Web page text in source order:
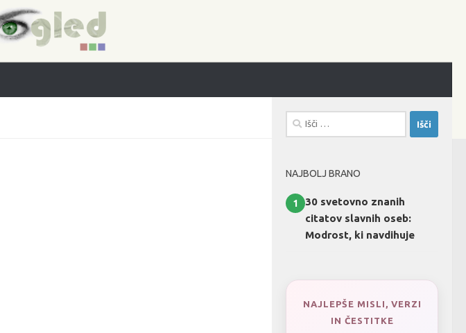
Išči:
NAJBOLJ BRANO
1
30 svetovno znanih
citatov slavnih oseb:
Modrost, ki navdihuje
NAJLEPŠE MISLI, VERZI
IN ČESTITKE